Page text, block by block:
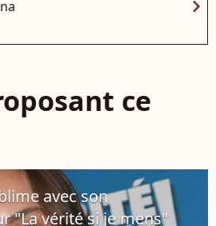
chevron_right
ce
avec son
"La vérité si je mens"